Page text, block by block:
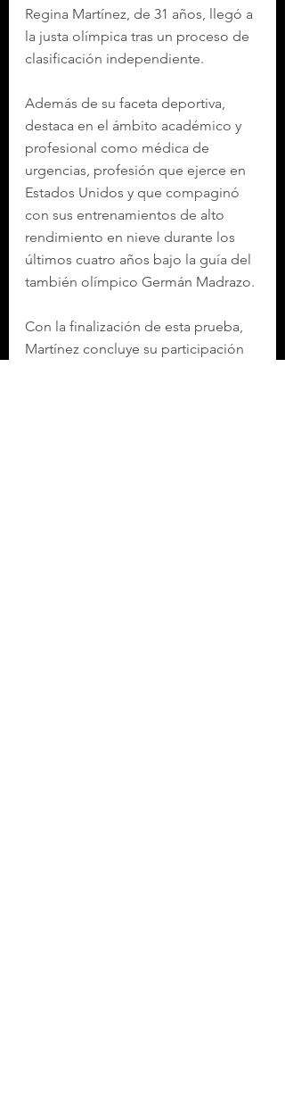
Regina Martínez, de 31 años, llegó a
la justa olímpica tras un proceso de
clasificación independiente.
Además de su faceta deportiva,
destaca en el ámbito académico y
profesional como médica de
urgencias, profesión que ejerce en
Estados Unidos y que compaginó
con sus entrenamientos de alto
rendimiento en nieve durante los
últimos cuatro años bajo la guía del
también olímpico Germán Madrazo.
Con la finalización de esta prueba,
Martínez concluye su participación